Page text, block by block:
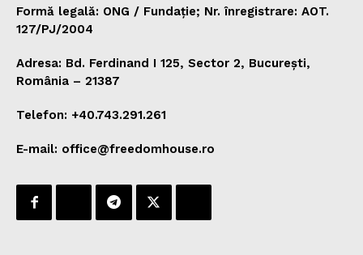
Formă legală: ONG / Fundație; Nr. înregistrare: AOT.
127/PJ/2004
Adresa: Bd. Ferdinand I 125, Sector 2, București,
România – 21387
Telefon: +40.743.291.261
E-mail: office@freedomhouse.ro